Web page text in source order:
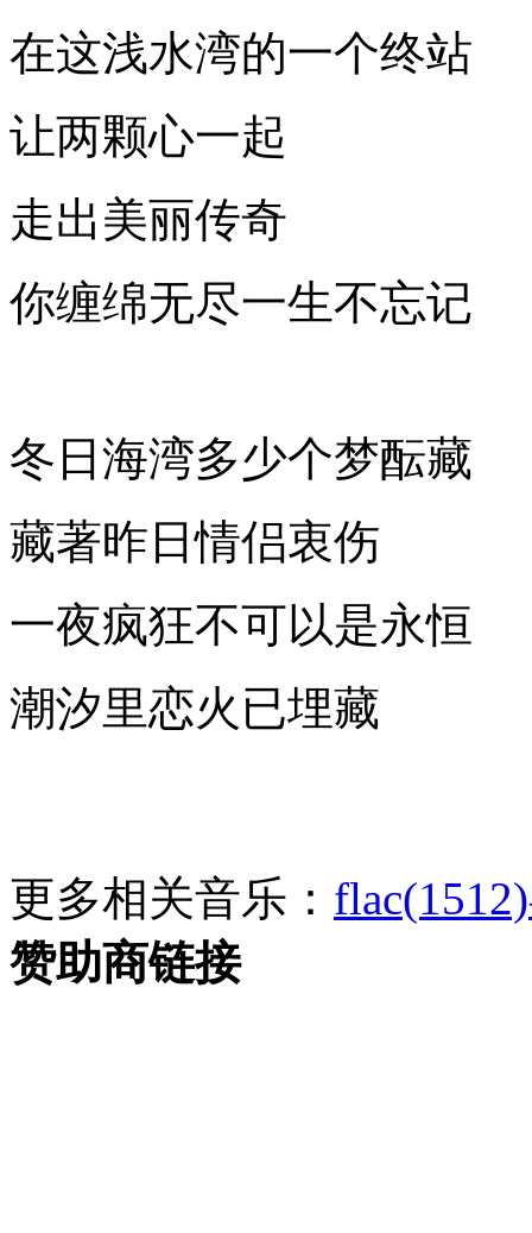
在这浅水湾的一个终站
让两颗心一起
走出美丽传奇
你缠绵无尽一生不忘记
冬日海湾多少个梦酝藏
藏著昨日情侣衷伤
一夜疯狂不可以是永恒
潮汐里恋火已埋藏
更多相关音乐： flac(1512)
赞助商链接